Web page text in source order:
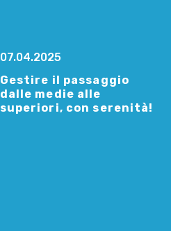
07.04.2025
Gestire il passaggio
dalle medie alle
superiori, con serenità!